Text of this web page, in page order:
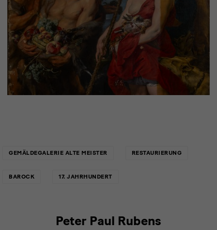
GEMÄLDEGALERIE ALTE MEISTER RESTAURIERUNG
BAROCK 17. JAHRHUNDERT
Peter Paul Rubens